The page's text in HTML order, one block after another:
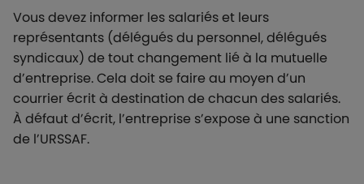
Vous devez informer les salariés et leurs
représentants (délégués du personnel, délégués
syndicaux) de tout changement lié à la mutuelle
d’entreprise. Cela doit se faire au moyen d’un
courrier écrit à destination de chacun des salariés.
À défaut d’écrit, l’entreprise s’expose à une sanction
de l’URSSAF.